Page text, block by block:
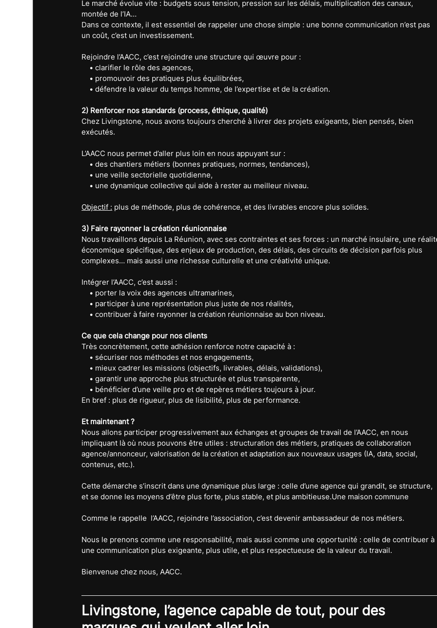
Le marché évolue vite : budgets sous tension, pression sur les délais, multiplication des canaux,
montée de l’IA…
Dans ce contexte, il est essentiel de rappeler une chose simple : une bonne communication n’est pas
un coût, c’est un investissement.
Rejoindre l’AACC, c’est rejoindre une structure qui œuvre pour :
• clarifier le rôle des agences,
• promouvoir des pratiques plus équilibrées,
• défendre la valeur du temps homme, de l’expertise et de la création.
2) Renforcer nos standards (process, éthique, qualité)
Chez Livingstone, nous avons toujours cherché à livrer des projets exigeants, bien pensés, bien
exécutés.
L’AACC nous permet d’aller plus loin en nous appuyant sur :
• des chantiers métiers (bonnes pratiques, normes, tendances),
• une veille sectorielle quotidienne,
• une dynamique collective qui aide à rester au meilleur niveau.
Objectif : plus de méthode, plus de cohérence, et des livrables encore plus solides.
3) Faire rayonner la création réunionnaise
Nous travaillons depuis La Réunion, avec ses contraintes et ses forces : un marché insulaire, une
économique spécifique, des enjeux de production, des délais, des circuits de décision parfois plus
complexes… mais aussi une richesse culturelle et une créativité unique.
Intégrer l’AACC, c’est aussi :
• porter la voix des agences ultramarines,
• participer à une représentation plus juste de nos réalités,
• contribuer à faire rayonner la création réunionnaise au bon niveau.
Ce que cela change pour nos clients
Très concrètement, cette adhésion renforce notre capacité à :
• sécuriser nos méthodes et nos engagements,
• mieux cadrer les missions (objectifs, livrables, délais, validations),
• garantir une approche plus structurée et plus transparente,
• bénéficier d’une veille pro et de repères métiers toujours à jour.
En bref : plus de rigueur, plus de lisibilité, plus de performance.
Et maintenant ?
Nous allons participer progressivement aux échanges et groupes de travail de l’AACC, en nous
impliquant là où nous pouvons être utiles : structuration des métiers, pratiques de collaboration
agence/annonceur, valorisation de la création et adaptation aux nouveaux usages (IA, data, social,
contenus, etc.).
Cette démarche s’inscrit dans une dynamique plus large : celle d’une agence qui grandit, se structure,
et se donne les moyens d’être plus forte, plus stable, et plus ambitieuse.Une maison commune
Comme le rappelle  l’AACC, rejoindre l’association, c’est devenir ambassadeur de nos métiers.
Nous le prenons comme une responsabilité, mais aussi comme une opportunité : celle de contribuer à
une communication plus exigeante, plus utile, et plus respectueuse de la valeur du travail.
Bienvenue chez nous, AACC.
Livingstone, l’agence capable de tout, pour des